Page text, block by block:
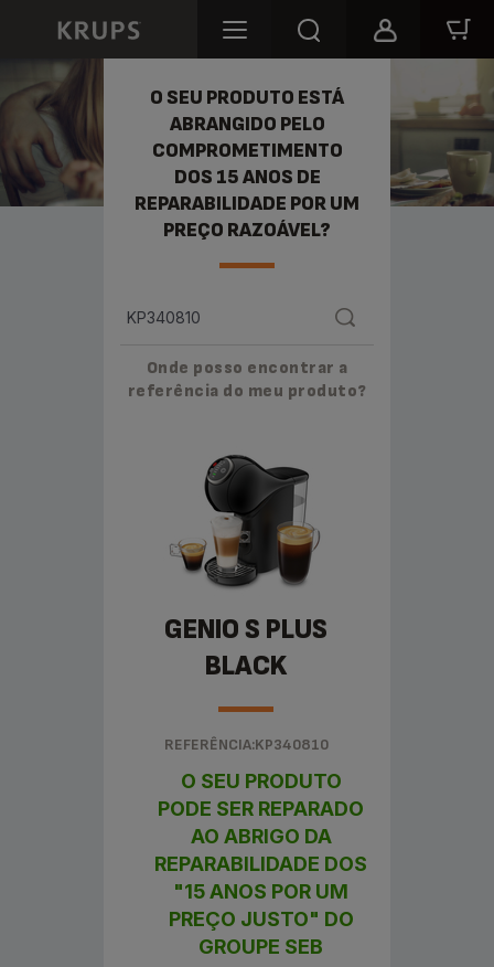
REPARABILIDADE
O SEU PRODUTO ESTÁ
ABRANGIDO PELO
COMPROMETIMENTO
DOS 15 ANOS DE
REPARABILIDADE POR UM
PREÇO RAZOÁVEL?
Onde posso encontrar a
referência do meu produto?
GENIO S PLUS
BLACK
REFERÊNCIA:KP340810
O SEU PRODUTO
PODE SER REPARADO
AO ABRIGO DA
REPARABILIDADE DOS
"15 ANOS POR UM
PREÇO JUSTO" DO
GROUPE SEB